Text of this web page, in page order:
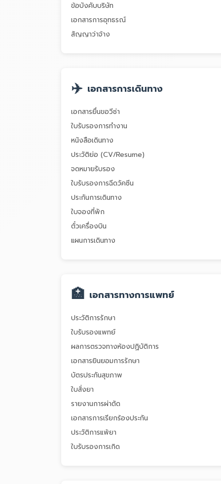
ข้อบังคับบริษัท
เอกสารการอุทธรณ์
สัญญาว่าจ้าง
✈️ เอกสารการเดินทาง
เอกสารยื่นขอวีซ่า
ใบรับรองการทำงาน
หนังสือเดินทาง
ประวัติย่อ (CV/Resume)
จดหมายรับรอง
ใบรับรองการฉีดวัคซีน
ประกันการเดินทาง
ใบจองที่พัก
ตั๋วเครื่องบิน
แผนการเดินทาง
🏥 เอกสารทางการแพทย์
ประวัติการรักษา
ใบรับรองแพทย์
ผลการตรวจทางห้องปฏิบัติการ
เอกสารยินยอมการรักษา
บัตรประกันสุขภาพ
ใบสั่งยา
รายงานการผ่าตัด
เอกสารการเรียกร้องประกัน
ประวัติการแพ้ยา
ใบรับรองการเกิด